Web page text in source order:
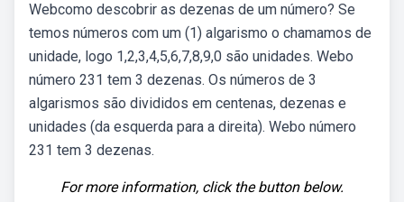
Webcomo descobrir as dezenas de um número? Se
temos números com um (1) algarismo o chamamos de
unidade, logo 1,2,3,4,5,6,7,8,9,0 são unidades. Webo
número 231 tem 3 dezenas. Os números de 3
algarismos são divididos em centenas, dezenas e
unidades (da esquerda para a direita). Webo número
231 tem 3 dezenas.
For more information, click the button below.